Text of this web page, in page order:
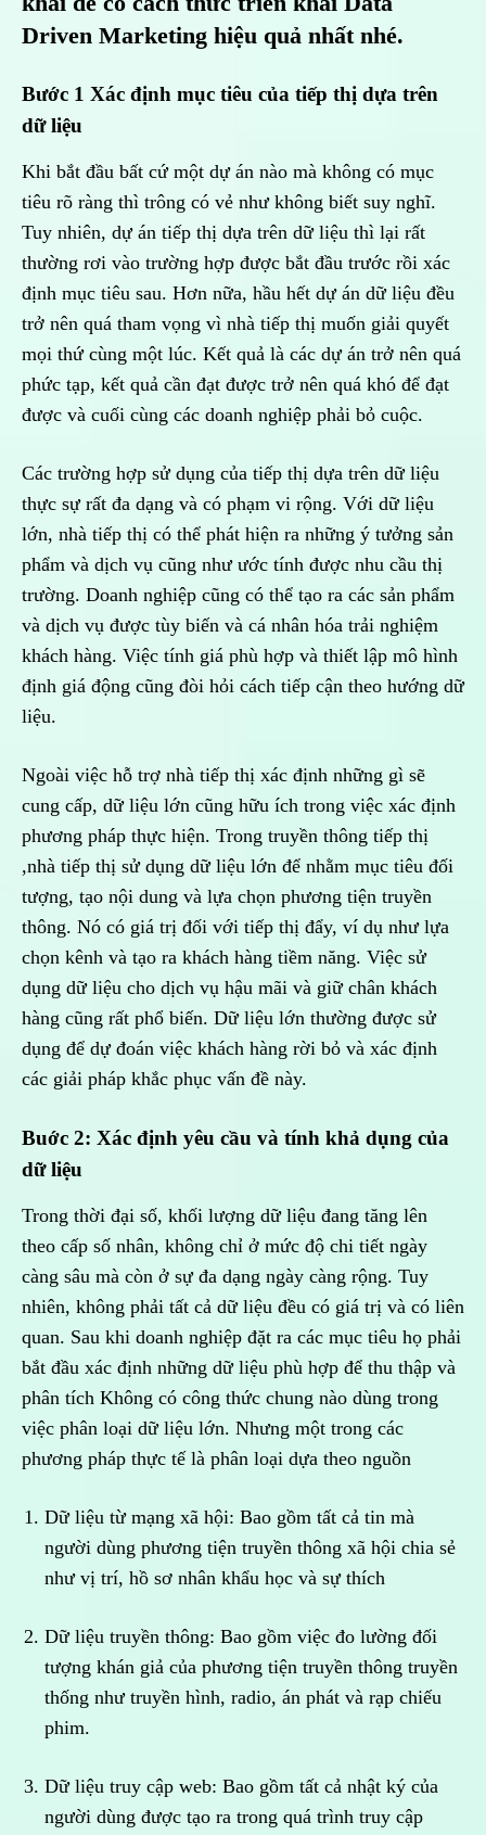
Driven Marketing hiệu quả nhất nhé.
Bước 1 Xác định mục tiêu của tiếp thị dựa trên
dữ liệu
Khi bắt đầu bất cứ một dự án nào mà không có mục
tiêu rõ ràng thì trông có vẻ như không biết suy nghĩ.
Tuy nhiên, dự án tiếp thị dựa trên dữ liệu thì lại rất
thường rơi vào trường hợp được bắt đầu trước rồi xác
định mục tiêu sau. Hơn nữa, hầu hết dự án dữ liệu đều
trở nên quá tham vọng vì nhà tiếp thị muốn giải quyết
mọi thứ cùng một lúc. Kết quả là các dự án trở nên quá
phức tạp, kết quả cần đạt được trở nên quá khó để đạt
được và cuối cùng các doanh nghiệp phải bỏ cuộc.
Các trường hợp sử dụng của tiếp thị dựa trên dữ liệu
thực sự rất đa dạng và có phạm vi rộng. Với dữ liệu
lớn, nhà tiếp thị có thể phát hiện ra những ý tưởng sản
phẩm và dịch vụ cũng như ước tính được nhu cầu thị
trường. Doanh nghiệp cũng có thể tạo ra các sản phẩm
và dịch vụ được tùy biến và cá nhân hóa trải nghiệm
khách hàng. Việc tính giá phù hợp và thiết lập mô hình
định giá động cũng đòi hỏi cách tiếp cận theo hướng dữ
liệu.
Ngoài việc hỗ trợ nhà tiếp thị xác định những gì sẽ
cung cấp, dữ liệu lớn cũng hữu ích trong việc xác định
phương pháp thực hiện. Trong truyền thông tiếp thị
,nhà tiếp thị sử dụng dữ liệu lớn để nhằm mục tiêu đối
tượng, tạo nội dung và lựa chọn phương tiện truyền
thông. Nó có giá trị đối với tiếp thị đẩy, ví dụ như lựa
chọn kênh và tạo ra khách hàng tiềm năng. Việc sử
dụng dữ liệu cho dịch vụ hậu mãi và giữ chân khách
hàng cũng rất phổ biến. Dữ liệu lớn thường được sử
dụng để dự đoán việc khách hàng rời bỏ và xác định
các giải pháp khắc phục vấn đề này.
Buớc 2: Xác định yêu cầu và tính khả dụng của
dữ liệu
Trong thời đại số, khối lượng dữ liệu đang tăng lên
theo cấp số nhân, không chỉ ở mức độ chi tiết ngày
càng sâu mà còn ở sự đa dạng ngày càng rộng. Tuy
nhiên, không phải tất cả dữ liệu đều có giá trị và có liên
quan. Sau khi doanh nghiệp đặt ra các mục tiêu họ phải
bắt đầu xác định những dữ liệu phù hợp để thu thập và
phân tích Không có công thức chung nào dùng trong
việc phân loại dữ liệu lớn. Nhưng một trong các
phương pháp thực tế là phân loại dựa theo nguồn
Dữ liệu từ mạng xã hội: Bao gồm tất cả tin mà
người dùng phương tiện truyền thông xã hội chia sẻ
như vị trí, hồ sơ nhân khẩu học và sự thích
Dữ liệu truyền thông: Bao gồm việc đo lường đối
tượng khán giả của phương tiện truyền thông truyền
thống như truyền hình, radio, án phát và rạp chiếu
phim.
Dữ liệu truy cập web: Bao gồm tất cả nhật ký của
người dùng được tạo ra trong quá trình truy cập